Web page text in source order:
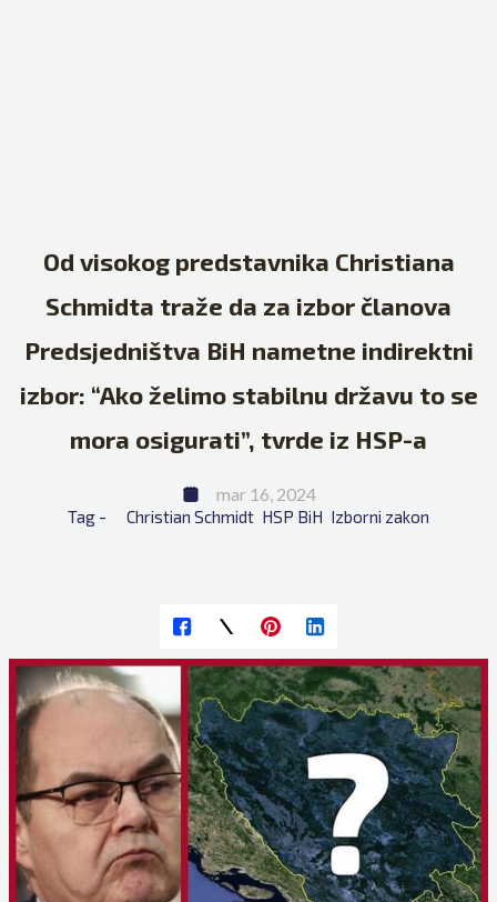
Od visokog predstavnika Christiana
Schmidta traže da za izbor članova
Predsjedništva BiH nametne indirektni
izbor: “Ako želimo stabilnu državu to se
mora osigurati”, tvrde iz HSP-a
mar 16, 2024
Tag - Christian Schmidt HSP BiH Izborni zakon